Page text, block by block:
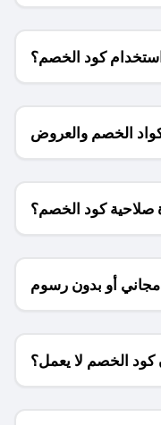
كود الخصم؟
الخصم والعروض
للمتاجر؟
صلاحية كود الخصم؟
أو بدون رسوم
الشحن ؟
كود الخصم لا يعمل؟